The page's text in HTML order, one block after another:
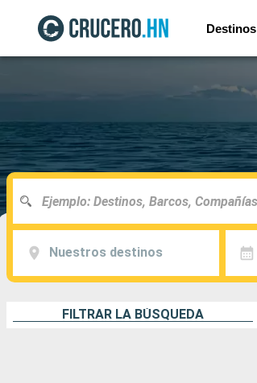
Destinos
Nuestros destinos
FILTRAR LA BÚSQUEDA